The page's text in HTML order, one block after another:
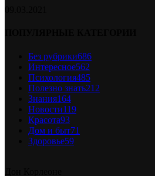
Без рубрики686
Интересное562
Психология485
Полезно знать212
Знания164
Новости119
Красота93
Дом и быт71
Здоровье59